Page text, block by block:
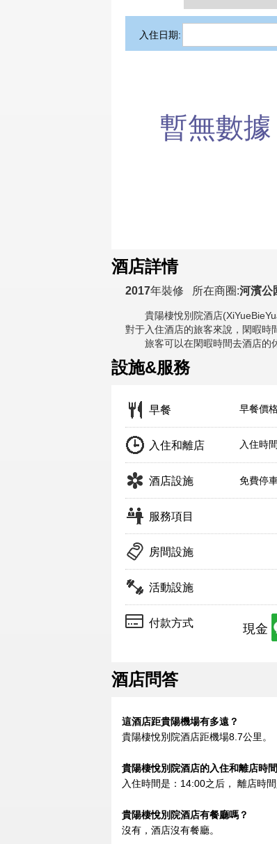
入住日期:
暫無數
酒店詳情
2017年裝修 所在商圈:河濱公
貴陽棲悅別院酒店
對于入住酒店的旅客來說，閑暇時
旅客可以在閑暇時間去酒店的休
設施&服務
早餐 早餐價
入住和離店 入住時
酒店設施 免費停
服務項目
房間設施
活動設施
付款方式 現金
酒店問答
這酒店距貴陽機場有多遠？
貴陽棲悅別院酒店距機場8.7公里。
貴陽棲悅別院酒店的入住和離店時
入住時間是：14:00之后， 離店時
貴陽棲悅別院酒店有餐廳嗎？
沒有，酒店沒有餐廳。